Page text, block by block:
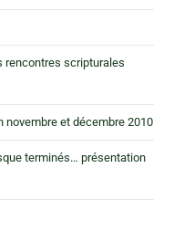
rencontres scripturales
novembre et décembre 2010
terminés… présentation